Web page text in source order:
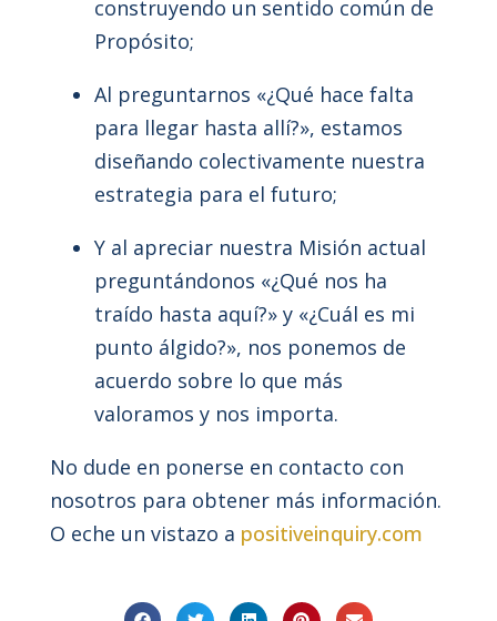
construyendo un sentido común de
Propósito;
Al preguntarnos «¿Qué hace falta
para llegar hasta allí?», estamos
diseñando colectivamente nuestra
estrategia para el futuro;
Y al apreciar nuestra Misión actual
preguntándonos «¿Qué nos ha
traído hasta aquí?» y «¿Cuál es mi
punto álgido?», nos ponemos de
acuerdo sobre lo que más
valoramos y nos importa.
No dude en ponerse en contacto con
nosotros para obtener más información.
O eche un vistazo a positiveinquiry.com